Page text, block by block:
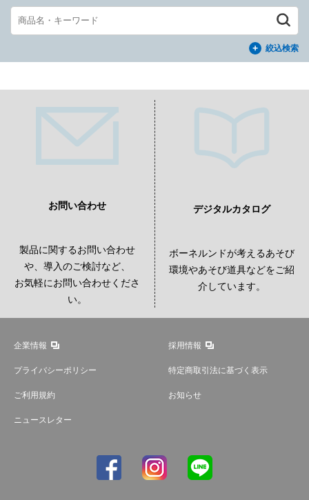
絞込検索
お問い合わせ
製品に関するお問い合わせ
や、導入のご検討など、
お気軽にお問い合わせくださ
い。
デジタルカタログ
ボーネルンドが考えるあそび
環境やあそび道具などをご紹
介しています。
企業情報 採用情報
プライバシーポリシー 特定商取引法に基づく表示
ご利用規約 お知らせ
ニュースレター